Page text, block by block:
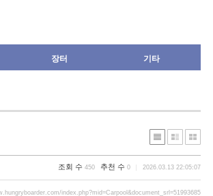
장터 기타
조회 수 450 추천 수 0 2026.03.13 22:05:07
index.php?mid=Carpool&document_srl=51993685